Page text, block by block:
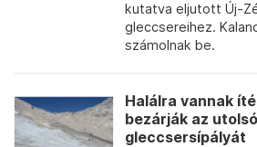
kutatva eljutott Új-
gleccsereihez.
számolnak be.
Halálra vannak
bezárják az
gleccsersípályát